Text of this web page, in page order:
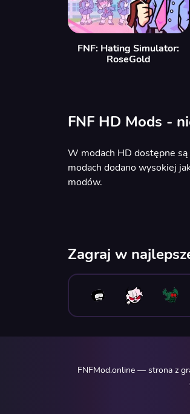
FNF: Hating Simulator:
RoseGold
FNF HD Mods -
W modach HD dostępne
modach dodano wysokiej
modów.
Zagraj w
FNFMod.online — strona z